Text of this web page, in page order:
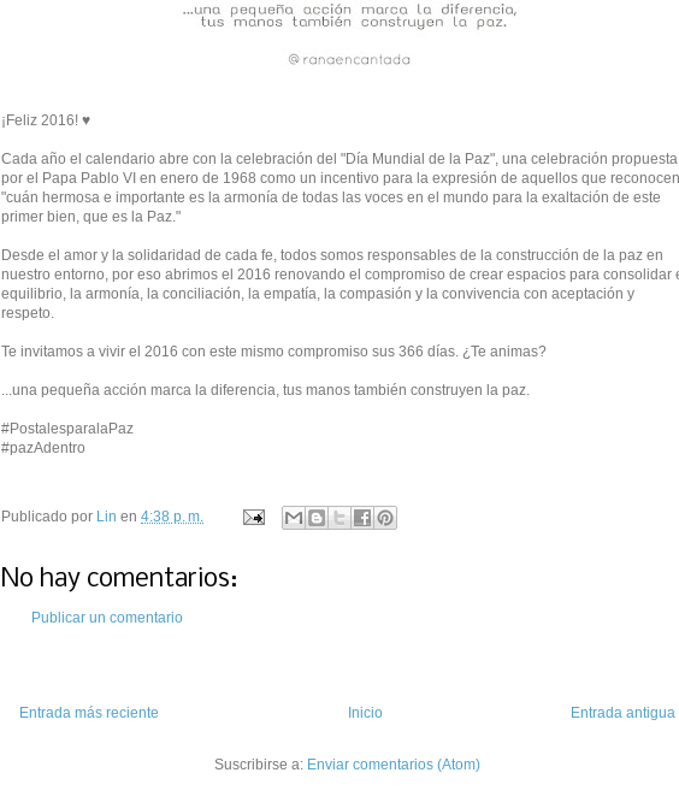
¡Feliz 2016! ♥
Cada año el calendario abre con la celebración del "Día Mundial de la Paz", una celebración propuesta
por el Papa Pablo VI en enero de 1968 como un incentivo para la expresión de aquellos que reconocen
"cuán hermosa e importante es la armonía de todas las voces en el mundo para la exaltación de este
primer bien, que es la Paz."
Desde el amor y la solidaridad de cada fe, todos somos responsables de la construcción de la paz en
nuestro entorno, por eso abrimos el 2016 renovando el compromiso de crear espacios para consolidar
equilibrio, la armonía, la conciliación, la empatía, la compasión y la convivencia con aceptación y
respeto.
Te invitamos a vivir el 2016 con este mismo compromiso sus 366 días. ¿Te animas?
...una pequeña acción marca la diferencia, tus manos también construyen la paz.
#PostalesparalaPaz
#pazAdentro
Publicado por Lin en 4:38 p. m.
No hay comentarios:
Publicar un comentario
Entrada más reciente Entrada antigua
Inicio
Suscribirse a: Enviar comentarios (Atom)